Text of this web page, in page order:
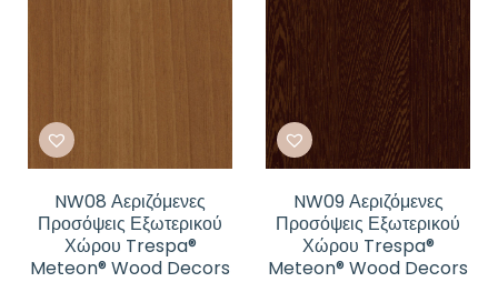
NW08 Αεριζόμενες
Προσόψεις Εξωτερικού
Χώρου Trespa®
Meteon® Wood Decors
NW09 Αεριζόμενες
Προσόψεις Εξωτερικού
Χώρου Trespa®
Meteon® Wood Decors